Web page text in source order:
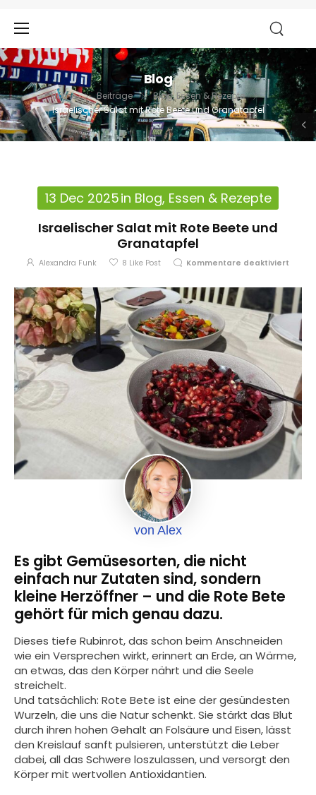
Blog
Home Beiträge Blog,Essen & Rezepte
Israelischer Salat mit Rote Beete und Granatapfel
13 Dec 2025in Blog, Essen & Rezepte
Israelischer Salat mit Rote Beete und
Granatapfel
Alexandra Funk 8 Like Post Kommentare deaktiviert
von Alex
Es gibt Gemüsesorten, die nicht
einfach nur Zutaten sind, sondern
kleine Herzöffner – und die Rote Bete
gehört für mich genau dazu.
Dieses tiefe Rubinrot, das schon beim Anschneiden
wie ein Versprechen wirkt, erinnert an Erde, an Wärme,
an etwas, das den Körper nährt und die Seele
streichelt.
Und tatsächlich: Rote Bete ist eine der gesündesten
Wurzeln, die uns die Natur schenkt. Sie stärkt das Blut
durch ihren hohen Gehalt an Folsäure und Eisen, lässt
den Kreislauf sanft pulsieren, unterstützt die Leber
dabei, all das Schwere loszulassen, und versorgt den
Körper mit wertvollen Antioxidantien.